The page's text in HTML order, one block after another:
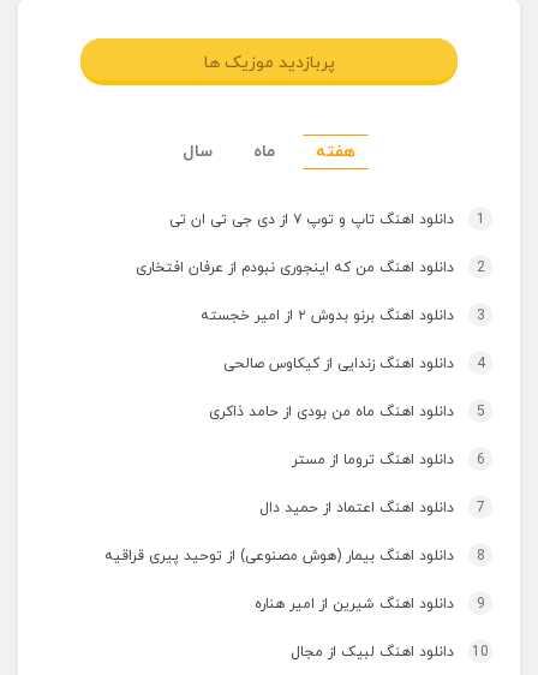
پربازدید موزیک ها
هفته ماه سال
1 دانلود اهنگ تاپ و توپ ۷ از دی جی تی ان تی
2 دانلود اهنگ من که اینجوری نبودم از عرفان افتخاری
3 دانلود اهنگ برنو بدوش ۲ از امیر خجسته
4 دانلود اهنگ زندایی از کیکاوس صالحی
5 دانلود اهنگ ماه من بودی از حامد ذاکری
6 دانلود اهنگ تروما از مستر
7 دانلود اهنگ اعتماد از حمید دال
8 دانلود اهنگ بیمار (هوش مصنوعی) از توحید پیری قراقیه
9 دانلود اهنگ شیرین از امیر هناره
10 دانلود اهنگ لبیک از مجال